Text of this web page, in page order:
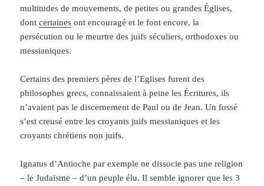
multitudes de mouvements, de petites ou grandes Églises,
dontcertaines ont encouragé et le font encore, la
persécution ou le meurtre des juifs séculiers, orthodoxes ou
messianiques.
Certains des premiers pères de l’Eglises furent des
philosophes grecs, connaissaient à peine les Écritures, ils
n’avaient pas le discernement de Paul ou de Jean. Un fossé
s’est creusé entre les croyants juifs messianiques et les
croyants chrétiens non juifs.
Ignatus d’Antioche par exemple ne dissocie pas une religion
– le Judaïsme – d’un peuple élu. Il semble ignorer que les 3